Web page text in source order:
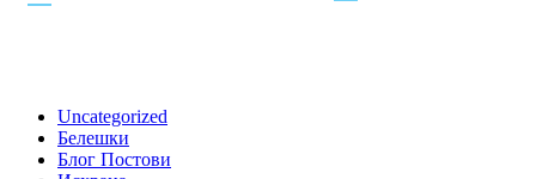
Uncategorized
Белешки
Блог Постови